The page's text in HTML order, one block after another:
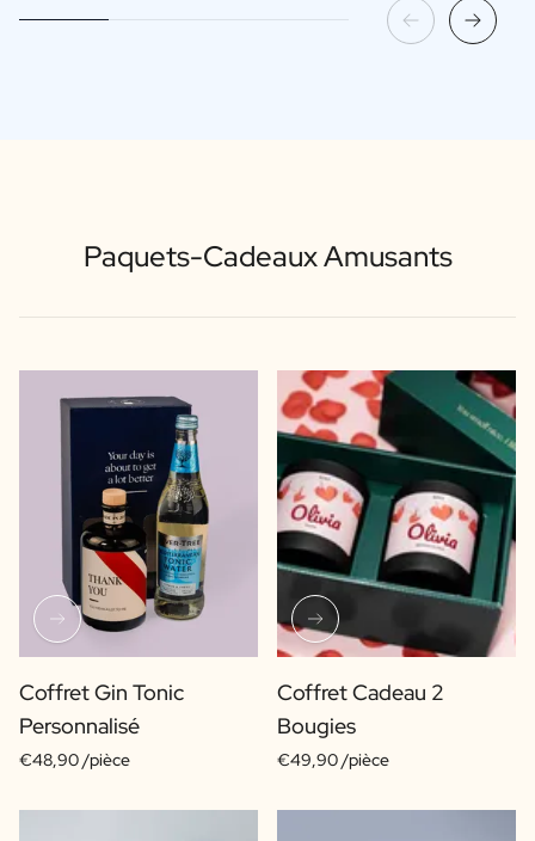
Paquets-Cadeaux Amusants
Coffret Gin Tonic
Personnalisé
€48,90 /pièce
Coffret Cadeau 2
Bougies
€49,90 /pièce